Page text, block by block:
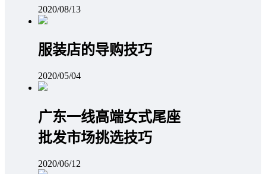
2020/08/13
服装店的导购技巧
2020/05/04
广东一线高端女式尾座
批发市场挑选技巧
2020/06/12